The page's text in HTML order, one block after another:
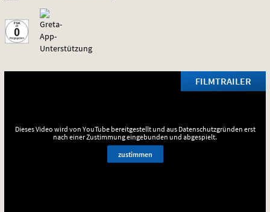
FILMTRAILER
Dieses Video wird von YouTube bereitgestellt und aus Datenschutzgründen erst
nach einer Zustimmung eingebunden und abgespielt.
zustimmen